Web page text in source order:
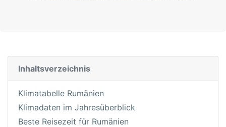
Inhaltsverzeichnis
Klimatabelle Rumänien
Klimadaten im Jahresüberblick
Beste Reisezeit für Rumänien